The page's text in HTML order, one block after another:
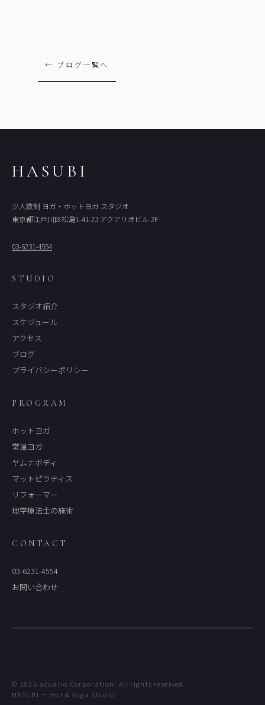
← ブログ一覧へ
HASUBI
少人数制 ヨガ・ホットヨガ スタジオ
東京都江戸川区松島1-41-23 アクアリオビル 2F
03-6231-4554
STUDIO
スタジオ紹介
スケジュール
アクセス
ブログ
プライバシーポリシー
PROGRAM
ホットヨガ
常温ヨガ
ヤムナボディ
マットピラティス
リフォーマー
理学療法士の施術
CONTACT
03-6231-4554
お問い合わせ
© 2026 acuario Corporation. All rights reserved.
HASUBI — Hot & Yoga Studio